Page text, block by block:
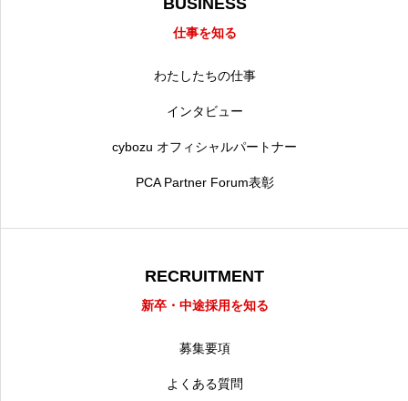
BUSINESS
仕事を知る
わたしたちの仕事
インタビュー
cybozu オフィシャルパートナー
PCA Partner Forum表彰
RECRUITMENT
新卒・中途採用を知る
募集要項
よくある質問